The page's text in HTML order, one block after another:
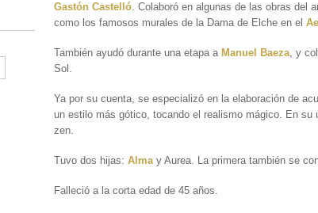
Gastón Castelló. Colaboró en algunas de las obras del
como los famosos murales de la Dama de Elche en el
También ayudó durante una etapa a Manuel Baeza, y
Sol.
Ya por su cuenta, se especializó en la elaboración de
un estilo más gótico, tocando el realismo mágico. En su
zen.
Tuvo dos hijas:Almay Aurea. La primera también se
Falleció a la corta edad de 45 años.